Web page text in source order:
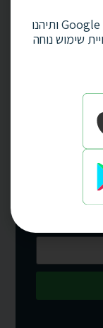
הורידו עכשיו ל־App Store או ל־Google Play ותיהנו
שימוש נוחה